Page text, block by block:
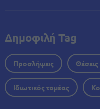
Δημοφιλή Tag
Προσλήψεις
Ιδιωτικός τομέας